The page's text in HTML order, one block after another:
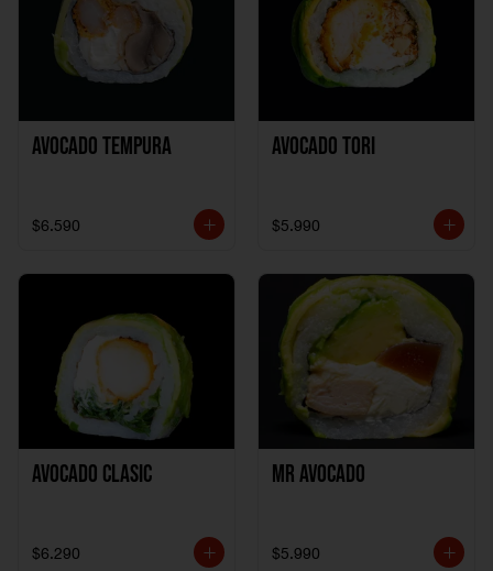
Avocado Tempura
$6.590
Avocado Tori
$5.990
Avocado clasic
$6.290
Mr Avocado
$5.990